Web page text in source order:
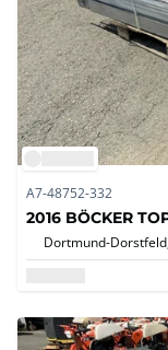
A7-48752-332
2016 BÖCKER
Dortmund-